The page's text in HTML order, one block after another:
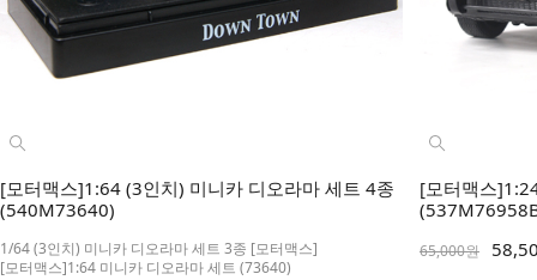
[모터맥스]1:64 (3인치) 미니카 디오라마 세트 4종
(540M73640)
1/64 (3인치) 미니카 디오라마 세트 3종 [모터맥스]
[모터맥스]1:64 미니카 디오라마 세트 (73640)
[모터맥스
65,000원